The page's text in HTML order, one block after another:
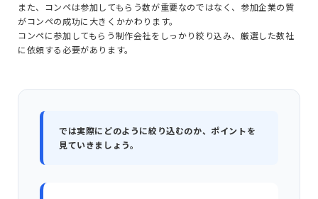
また、コンペは参加してもらう数が重要なのではなく、参加企業の質
がコンペの成功に大きくかかわります。
コンペに参加してもらう制作会社をしっかり絞り込み、厳選した数社
に依頼する必要があります。
では実際にどのように絞り込むのか、ポイントを
見ていきましょう。